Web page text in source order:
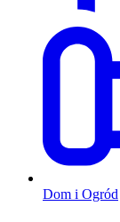
Dom i Ogród